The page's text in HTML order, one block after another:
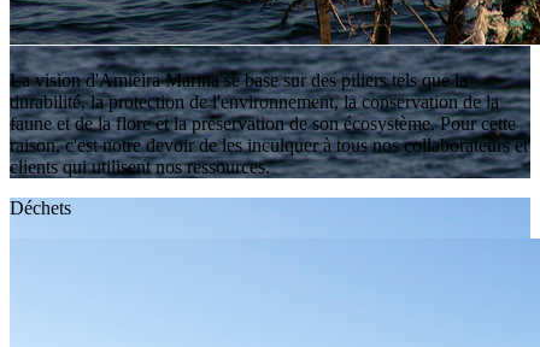
La vision d'Amieira Marina se base sur des piliers tels que la
durabilité, la protection de l'environnement, la conservation de la
faune et de la flore et la préservation de son écosystème. Pour cette
raison, c'est notre devoir de les inculquer à tous nos collaborateurs et
clients qui utilisent nos ressources.
Déchets